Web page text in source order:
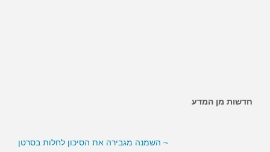
חדשות מן המדע
~ האם ממתיקים מלאכותיים מגבירים את הסיכון לסוכרת?